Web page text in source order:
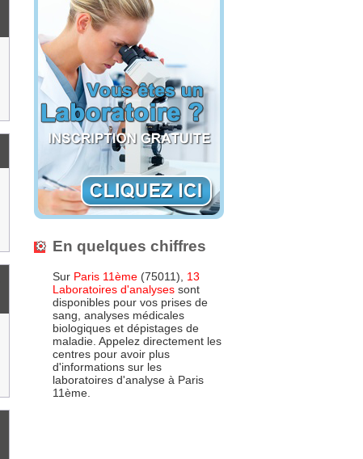
En quelques chiffres
Sur Paris 11ème (75011), 13
Laboratoires d'analyses sont
disponibles pour vos prises de
sang, analyses médicales
biologiques et dépistages de
maladie. Appelez directement les
centres pour avoir plus
d'informations sur les
laboratoires d'analyse à Paris
11ème.